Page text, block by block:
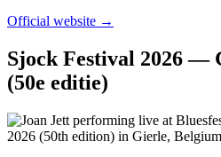
Official website →
Sjock Festival 2026 —
(50e editie)